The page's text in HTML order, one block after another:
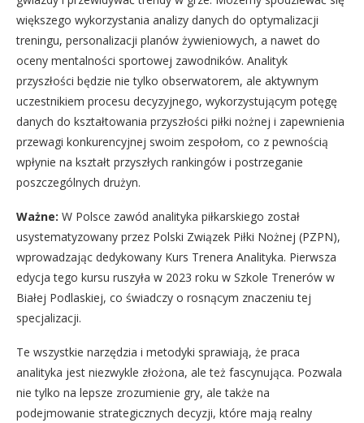
większego wykorzystania analizy danych do optymalizacji
treningu, personalizacji planów żywieniowych, a nawet do
oceny mentalności sportowej zawodników. Analityk
przyszłości będzie nie tylko obserwatorem, ale aktywnym
uczestnikiem procesu decyzyjnego, wykorzystującym potęgę
danych do kształtowania przyszłości piłki nożnej i zapewnienia
przewagi konkurencyjnej swoim zespołom, co z pewnością
wpłynie na kształt przyszłych rankingów i postrzeganie
poszczególnych drużyn.
Ważne: W Polsce zawód analityka piłkarskiego został
usystematyzowany przez Polski Związek Piłki Nożnej (PZPN),
wprowadzając dedykowany Kurs Trenera Analityka. Pierwsza
edycja tego kursu ruszyła w 2023 roku w Szkole Trenerów w
Białej Podlaskiej, co świadczy o rosnącym znaczeniu tej
specjalizacji.
Te wszystkie narzędzia i metodyki sprawiają, że praca
analityka jest niezwykle złożona, ale też fascynująca. Pozwala
nie tylko na lepsze zrozumienie gry, ale także na
podejmowanie strategicznych decyzji, które mają realny